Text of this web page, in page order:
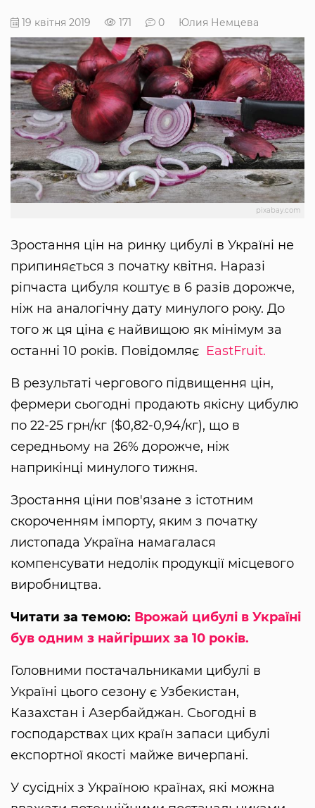
19 квітня 2019 171 0 Юлия Немцева
pixabay.com
Зростання цін на ринку цибулі в Україні не
припиняється з початку квітня. Наразі
ріпчаста цибуля коштує в 6 разів дорожче,
ніж на аналогічну дату минулого року. До
того ж ця ціна є найвищою як мінімум за
останні 10 років. Повідомляє EastFruit.
В результаті чергового підвищення цін,
фермери сьогодні продають якісну цибулю
по 22-25 грн/кг ($0,82-0,94/кг), що в
середньому на 26% дорожче, ніж
наприкінці минулого тижня.
Зростання ціни пов'язане з істотним
скороченням імпорту, яким з початку
листопада Україна намагалася
компенсувати недолік продукції місцевого
виробництва.
Читати за темою: Врожай цибулі в Україні
був одним з найгірших за 10 років.
Головними постачальниками цибулі в
Україні цього сезону є Узбекистан,
Казахстан і Азербайджан. Сьогодні в
господарствах цих країн запаси цибулі
експортної якості майже вичерпані.
У сусідніх з Україною країнах, які можна